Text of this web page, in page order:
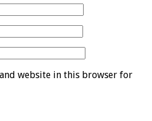
website in this browser for